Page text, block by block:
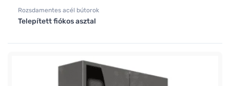
Rozsdamentes acél bútorok
Telepített fiókos asztal